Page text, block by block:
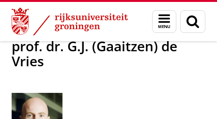
Skip
Content
Skip
Navigation
Menu
en
zoeken
Over ons prof. dr. G.J. (Gaaitzen) de Vries
prof. dr. G.J. (Gaaitzen) de
Vries